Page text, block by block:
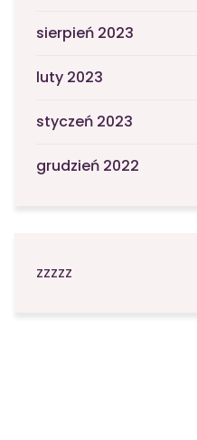
sierpień 2023
luty 2023
styczeń 2023
grudzień 2022
zzzzz